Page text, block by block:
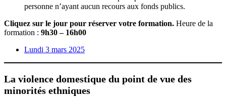
personne n’ayant aucun recours aux fonds publics.
Cliquez sur le jour pour réserver votre formation. Heure de la
formation : 9h30 – 16h00
Lundi 3 mars 2025
La violence domestique du point de vue des
minorités ethniques